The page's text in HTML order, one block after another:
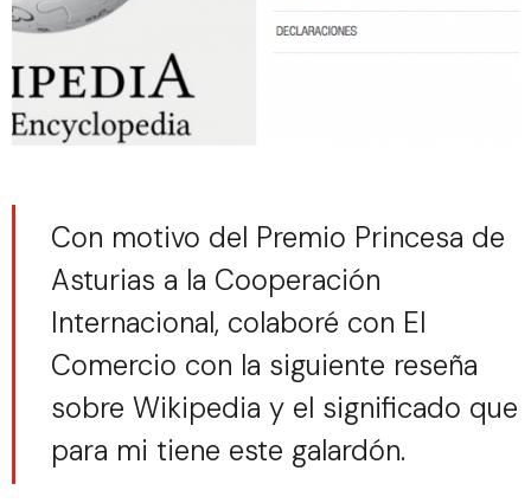
Con motivo del Premio Princesa de
Asturias a la Cooperación
Internacional, colaboré con El
Comercio con la siguiente reseña
sobre Wikipedia y el significado que
para mi tiene este galardón.